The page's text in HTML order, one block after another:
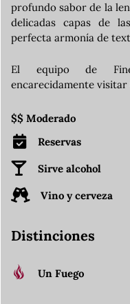
profundo sabor de la
delicadas capas de
perfecta armonía de
El equipo de
encarecidamente visitar
$$ Moderado
Reservas
Sirve alcohol
Vino y cerveza
Distinciones
Un Fuego